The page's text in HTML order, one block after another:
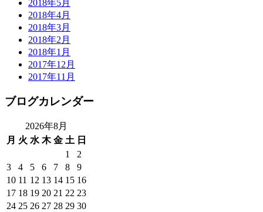
2018年5月
2018年4月
2018年3月
2018年2月
2018年1月
2017年12月
2017年11月
ブログカレンダー
2026年8月
月 火 水 木 金 土 日
1
2
3
4 5 6 7 8
9
10 11 12 13 14 15 16
17 18 19 20 21 22 23
24 25 26 27 28 29 30